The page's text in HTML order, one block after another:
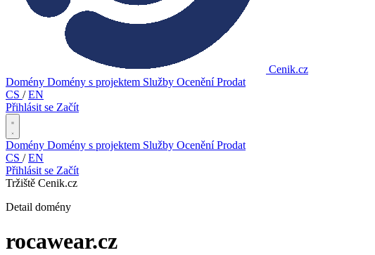
Cenik.cz
Domény Domény s projektem Služby OceněníProdat
CS / EN
Přihlásit se Začít
Domény Domény s projektem Služby OceněníProdat
CS / EN
Přihlásit se Začít
Tržiště Cenik.cz
Detail domény
rocawear.cz